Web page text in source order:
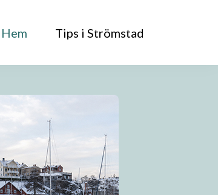
Hem Tips i Strömstad